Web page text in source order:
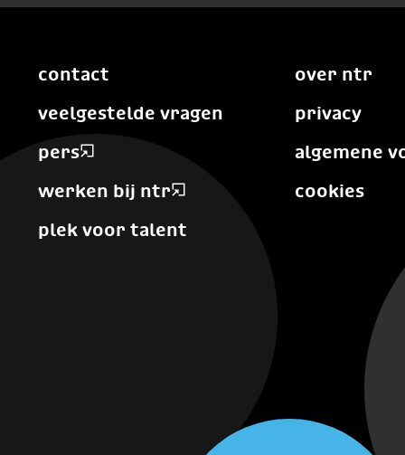
contact
veelgestelde vragen
pers
werken bij ntr
plek voor talent
over ntr
privacy
algemene
cookies